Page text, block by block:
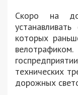
Скоро на
которых
технических
дорожных